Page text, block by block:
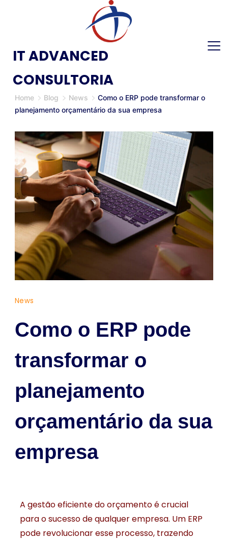
IT ADVANCED
CONSULTORIA
Home Blog News
Como o ERP pode transformar o
planejamento orçamentário da sua empresa
News
Como o ERP pode
transformar o
planejamento
orçamentário da sua
empresa
A gestão eficiente do orçamento é crucial
para o sucesso de qualquer empresa. Um ERP
pode revolucionar esse processo, trazendo